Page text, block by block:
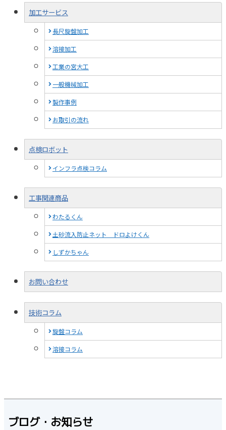
加工サービス
長尺旋盤加工
溶接加工
工業の宮大工
一般機械加工
製作事例
お取引の流れ
点検ロボット
インフラ点検コラム
工事関連商品
わたるくん
土砂流入防止ネット ドロよけくん
しずかちゃん
お問い合わせ
技術コラム
旋盤コラム
溶接コラム
ブログ・お知らせ